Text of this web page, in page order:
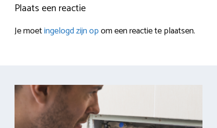
Plaats een reactie
Je moetingelogd zijn opom een reactie te plaatsen.